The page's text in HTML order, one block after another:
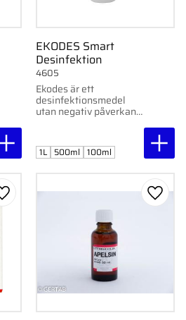
EKODES Smart
Desinfektion
Ekodes är ett
desinfektionsmedel
utan negativ påverkan
100ml, 500ml och 1L
förpackning.
4605
1L 500ml 100ml
Lägg till i favoriter Lägg